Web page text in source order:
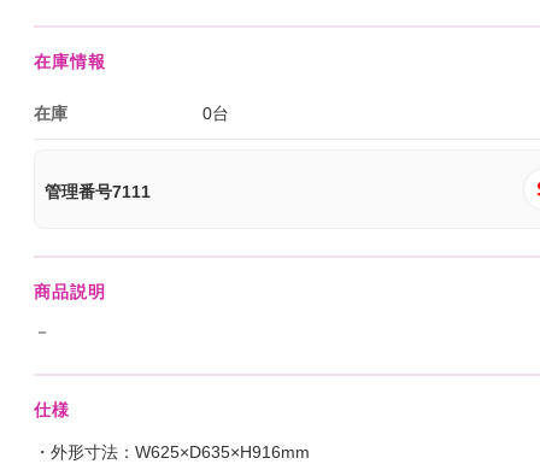
在庫情報
在庫 0台
管理番号7111
商品説明
－
仕様
・外形寸法：W625×D635×H916mm